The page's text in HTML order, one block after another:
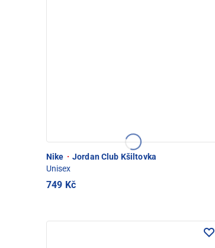
Nike · Jordan Club Kšiltovka
Unisex
749 Kč